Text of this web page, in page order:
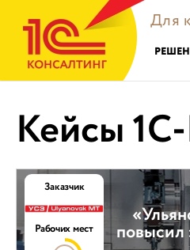
Для
Кейсы
повысил
Заказчик
Рабочих мест